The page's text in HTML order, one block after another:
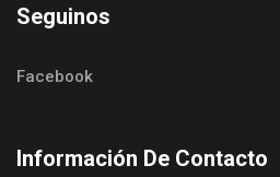
Seguinos
Facebook
Información De Contacto